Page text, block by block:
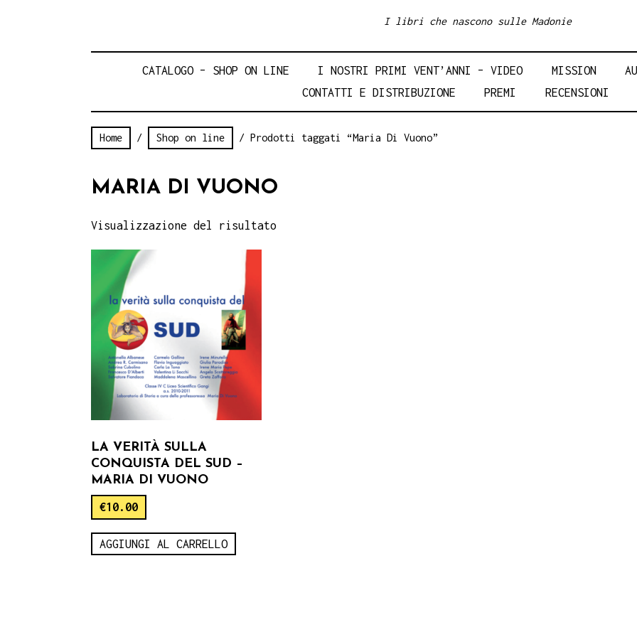
I libri che nascono sulle Madonie
CATALOGO – SHOP ON LINE I NOSTRI PRIMI VENT’ANNI – VIDEO MISSION
CONTATTI E DISTRIBUZIONE
PREMI RECENSIONI
Home / Shop on line / Prodotti taggati “Maria Di Vuono”
MARIA DI VUONO
Visualizzazione del risultato
LA VERITÀ SULLA
CONQUISTA DEL SUD –
MARIA DI VUONO
€10.00
AGGIUNGI AL CARRELLO